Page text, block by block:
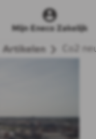
Mijn Eneco Zakelijk
Artikelen Co2